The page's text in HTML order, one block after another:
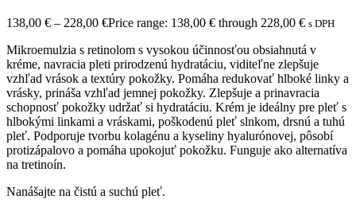
138,00 € – 228,00 €Price range: 138,00 € through 228,00 € s DPH
Mikroemulzia s retinolom s vysokou účinnosťou obsiahnutá v
kréme, navracia pleti prirodzenú hydratáciu, viditeľne zlepšuje
vzhľad vrások a textúry pokožky. Pomáha redukovať hlboké linky a
vrásky, prináša vzhľad jemnej pokožky. Zlepšuje a prinavracia
schopnosť pokožky udržať si hydratáciu. Krém je ideálny pre pleť s
hlbokými linkami a vráskami, poškodenú pleť slnkom, drsnú a tuhú
pleť. Podporuje tvorbu kolagénu a kyseliny hyalurónovej, pôsobí
protizápalovo a pomáha upokojuť pokožku. Funguje ako alternatíva
na tretinoín.
Nanášajte na čistú a suchú pleť.